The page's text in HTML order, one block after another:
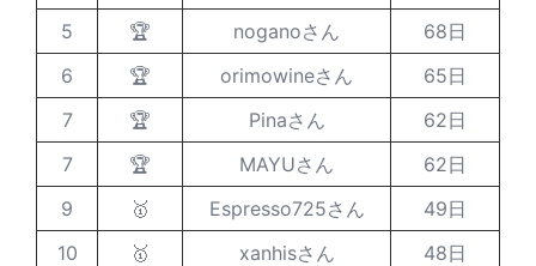
5
🏆 noganoさん
68日
6
🏆 orimowineさん
65日
7
🏆 Pinaさん
62日
7
🏆 MAYUさん
62日
9
🥇 Espresso725さん
49日
10
🥇 xanhisさん 48日